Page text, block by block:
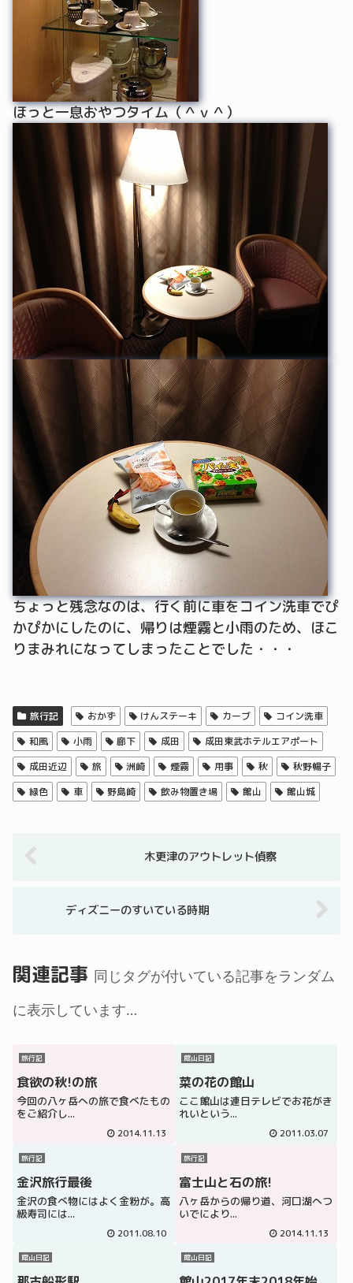
ほっと一息おやつタイム（＾ｖ＾）
ちょっと残念なのは、行く前に車をコイン洗車でぴ
かぴかにしたのに、帰りは煙霧と小雨のため、ほこ
りまみれになってしまったことでした・・・
旅行記 おかず けんステーキ カーブ
コイン洗車
和風
小雨 廊下 成田
成田東武ホテルエアポート
成田近辺
旅 洲崎 煙霧 用事 秋
秋野暢子
緑色
車 野島崎 飲み物置き場 館山 館山城
木更津のアウトレット偵察
ディズニーのすいている時期
関連記事 同じタグが付いている記事をランダム
に表示しています…
旅行記
食欲の秋!の旅
今回の八ヶ岳への旅で食べたもの
をご紹介し...
2014.11.13
館山日記
菜の花の館山
ここ館山は連日テレビでお花がき
れいという...
2011.03.07
旅行記
金沢旅行最後
金沢の食べ物にはよく金粉が。高
級寿司には...
2011.08.10
旅行記
富士山と石の旅!
八ヶ岳からの帰り道、河口湖へつ
いでにより...
2014.11.13
館山日記 館山日記